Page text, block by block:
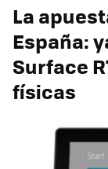
La
España:
Surface
físicas